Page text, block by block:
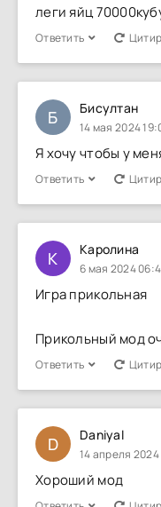
леги яйц
Ответить
Б Бисултан
14 мая 2024
Я хочу чтобы у
Ответить
К Каролина
6 мая 2024
Игра прикольная
Прикольный мод
Ответить
D Daniyal
14 апреля 2024
Хороший мод